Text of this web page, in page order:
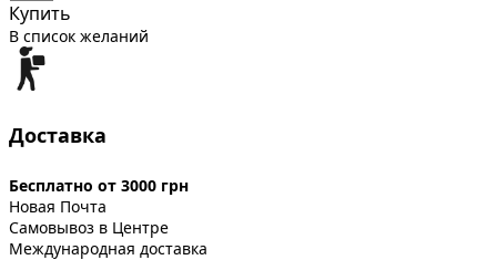
Купить
В список желаний
Доставка
Бесплатно от 3000 грн
Новая Почта
Самовывоз в Центре
Международная доставка